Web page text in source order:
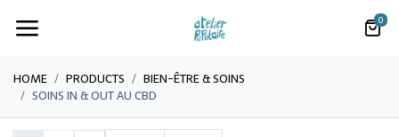
0
HOME PRODUCTS
​​​BIEN-ÊTRE & SOINS
SOINS IN & OUT AU CBD